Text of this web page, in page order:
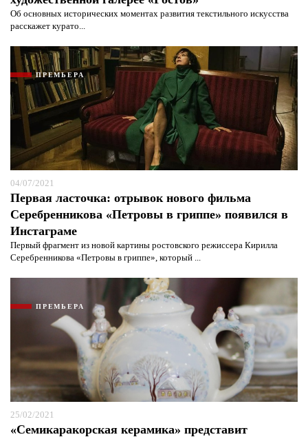
Об основных исторических моментах развития текстильного искусства
расскажет курато...
ПРЕМЬЕРА
04/07/2021
Первая ласточка: отрывок нового фильма
Серебренникова «Петровы в гриппе» появился в
Инстаграме
Первый фрагмент из новой картины ростовского режиссера Кирилла
Серебренникова «Петровы в гриппе», который ...
ПРЕМЬЕРА
25/02/2021
«Семикаракорская керамика» представит